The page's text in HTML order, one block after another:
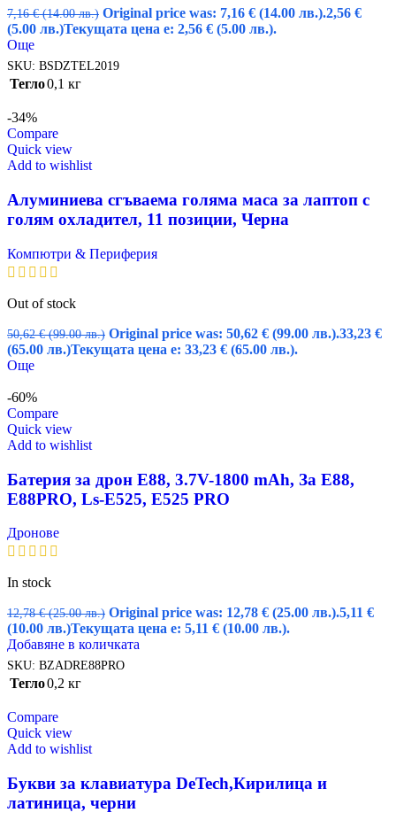
7,16€ (14.00 лв.) Original price was: 7,16 € (14.00 лв.).2,56 €
(5.00 лв.)Текущата цена е: 2,56 € (5.00 лв.).
Още
SKU: BSDZTEL2019
Тегло0,1 кг
-34%
Compare
Quick view
Add to wishlist
Алуминиева сгъваема голяма маса за лаптоп с
голям охладител, 11 позиции, Черна
Компютри & Периферия
Out of stock
50,62€ (99.00 лв.) Original price was: 50,62 € (99.00 лв.).33,23 €
(65.00 лв.)Текущата цена е: 33,23 € (65.00 лв.).
Още
-60%
Compare
Quick view
Add to wishlist
Батерия за дрон Е88, 3.7V-1800 mAh, За E88,
E88PRO, Ls-E525, E525 PRO
Дронове
In stock
12,78€ (25.00 лв.) Original price was: 12,78 € (25.00 лв.).5,11 €
(10.00 лв.)Текущата цена е: 5,11 € (10.00 лв.).
Добавяне в количката
SKU: BZADRЕ88PRO
Тегло0,2 кг
Compare
Quick view
Add to wishlist
Букви за клавиатура DeTech,Кирилица и
латиница, черни